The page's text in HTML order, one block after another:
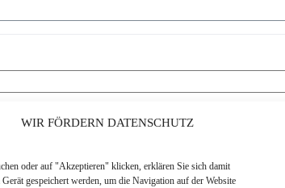
WIR FÖRDERN DATENSCHUTZ
oder auf "Akzeptieren" klicken, erklären Sie sich damit
gespeichert werden, um die Navigation auf der Website
Mobiltelefon*